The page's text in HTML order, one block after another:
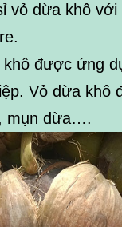
vỏ dừa khô
được ứng
Vỏ dừa khô
mụn dừa….